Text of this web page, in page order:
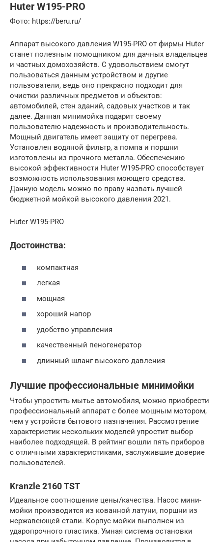
Huter W195-PRO
Фото: https://beru.ru/
Аппарат высокого давления W195-PRO от фирмы Huter
станет полезным помощником для дачных владельцев
и частных домохозяйств. С удовольствием смогут
пользоваться данным устройством и другие
пользователи, ведь оно прекрасно подходит для
очистки различных предметов и объектов:
автомобилей, стен зданий, садовых участков и так
далее. Данная минимойка подарит своему
пользователю надежность и производительность.
Мощный двигатель имеет защиту от перегрева.
Установлен водяной фильтр, а помпа и поршни
изготовлены из прочного металла. Обеспечению
высокой эффективности Huter W195-PRO способствует
возможность использования моющего средства.
Данную модель можно по праву назвать лучшей
бюджетной мойкой высокого давления 2021.
Huter W195-PRO
Достоинства:
компактная
легкая
мощная
хороший напор
удобство управления
качественный пеногенератор
длинный шланг высокого давления
Лучшие профессиональные минимойки
Чтобы упростить мытье автомобиля, можно приобрести
профессиональный аппарат с более мощным мотором,
чем у устройств бытового назначения. Рассмотрение
характеристик нескольких моделей упростит выбор
наиболее подходящей. В рейтинг вошли пять приборов
с отличными характеристиками, заслужившие доверие
пользователей.
Kranzle 2160 TST
Идеальное соотношение цены/качества. Насос мини-
мойки производится из кованной латуни, поршни из
нержавеющей стали. Корпус мойки выполнен из
ударопрочного пластика. Умная система остановки